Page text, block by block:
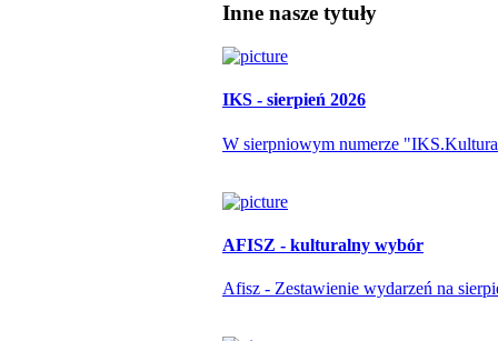
Inne nasze tytuły
IKS - sierpień 2026
W sierpniowym numerze
AFISZ - kulturalny wybór
Afisz - Zestawienie wydarzeń na